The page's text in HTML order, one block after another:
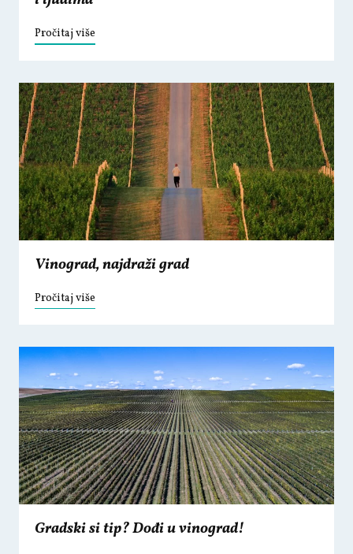
Pročitaj više
Vinograd, najdraži grad
Pročitaj više
Gradski si tip? Dođi u vinograd!